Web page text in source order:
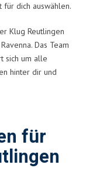
dich auswählen.
Klug Reutlingen
Das Team
sich um alle
hinter dir und
für